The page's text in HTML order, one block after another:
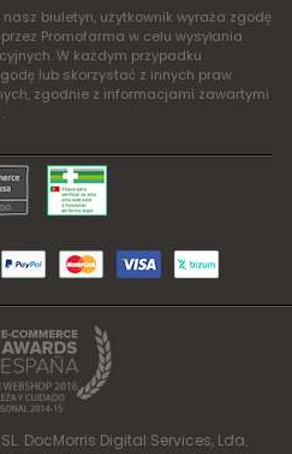
biuletyn, użytkownik wyraża zgodę
Promofarma w celu wysyłania
W każdym przypadku
lub skorzystać z innych praw
zgodnie z informacjami zawartymi
.
DocMorris Digital Services, Lda.